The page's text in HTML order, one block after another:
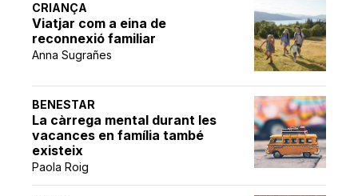
CRIANÇA
Viatjar com a eina de
reconnexió familiar
Anna Sugrañes
BENESTAR
La càrrega mental durant les
vacances en família també
existeix
Paola Roig